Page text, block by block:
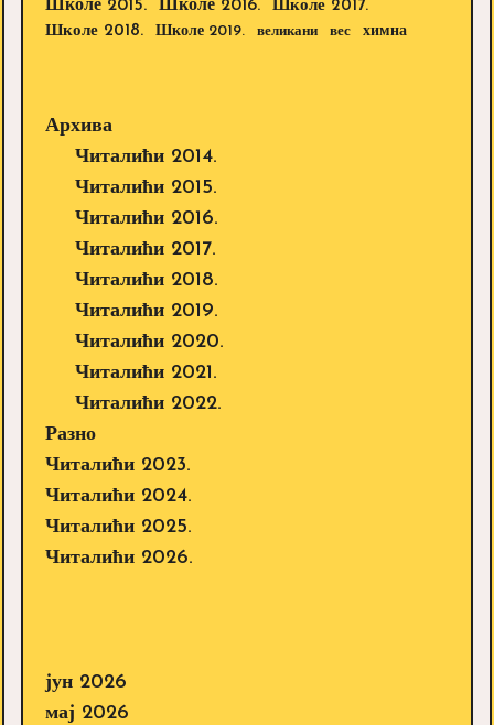
Школе 2015. Школе 2016.
Школе 2017.
Школе 2018.
Школе 2019. великани вес химна
Архива
Читалићи 2014.
Читалићи 2015.
Читалићи 2016.
Читалићи 2017.
Читалићи 2018.
Читалићи 2019.
Читалићи 2020.
Читалићи 2021.
Читалићи 2022.
Разно
Читалићи 2023.
Читалићи 2024.
Читалићи 2025.
Читалићи 2026.
јун 2026
мај 2026